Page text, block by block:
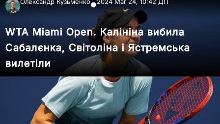
●
WTA Miami Open. Калініна вибила
Сабалєнка, Світоліна і Ястремська
вилетіли